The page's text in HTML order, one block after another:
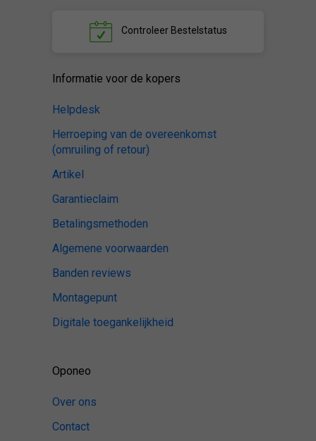
ControleerBestelstatus
Informatie voor de kopers
Helpdesk
Herroeping van de overeenkomst
(omruiling of retour)
Artikel
Garantieclaim
Betalingsmethoden
Algemene voorwaarden
Banden reviews
Montagepunt
Digitale toegankelijkheid
Oponeo
Over ons
Contact